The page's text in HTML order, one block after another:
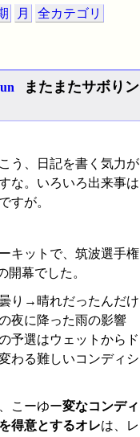
月 全カテゴリ
またまたサボりン
う、日記を書く気力が
な。いろいろ出来事は
すが。
キットで、筑波選手権
開幕でした。
り→晴れだったんだけ
夜に降った雨の影響
予選はウェットからド
わる難しいコンディシ
こーゆー変なコンディ
得意とするオレは、レ